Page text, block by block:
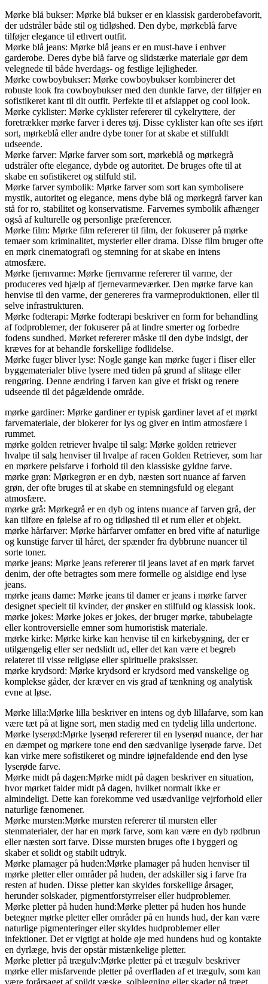
Mørke blå bukser: Mørke blå bukser er en klassisk garderobefavorit,
der udstråler både stil og tidløshed. Den dybe, mørkeblå farve
tilføjer elegance til ethvert outfit.
Mørke blå jeans: Mørke blå jeans er en must-have i enhver
garderobe. Deres dybe blå farve og slidstærke materiale gør dem
velegnede til både hverdags- og festlige lejligheder.
Mørke cowboybukser: Mørke cowboybukser kombinerer det
robuste look fra cowboybukser med den dunkle farve, der tilføjer en
sofistikeret kant til dit outfit. Perfekte til et afslappet og cool look.
Mørke cyklister: Mørke cyklister refererer til cykelryttere, der
foretrækker mørke farver i deres tøj. Disse cyklister kan ofte ses iført
sort, mørkeblå eller andre dybe toner for at skabe et stilfuldt
udseende.
Mørke farver: Mørke farver som sort, mørkeblå og mørkegrå
udstråler ofte elegance, dybde og autoritet. De bruges ofte til at
skabe en sofistikeret og stilfuld stil.
Mørke farver symbolik: Mørke farver som sort kan symbolisere
mystik, autoritet og elegance, mens dybe blå og mørkegrå farver kan
stå for ro, stabilitet og konservatisme. Farvernes symbolik afhænger
også af kulturelle og personlige præferencer.
Mørke film: Mørke film refererer til film, der fokuserer på mørke
temaer som kriminalitet, mysterier eller drama. Disse film bruger ofte
en mørk cinematografi og stemning for at skabe en intens
atmosfære.
Mørke fjernvarme: Mørke fjernvarme refererer til varme, der
produceres ved hjælp af fjernevarmeværker. Den mørke farve kan
henvise til den varme, der genereres fra varmeproduktionen, eller til
selve infrastrukturen.
Mørke fodterapi: Mørke fodterapi beskriver en form for behandling
af fodproblemer, der fokuserer på at lindre smerter og forbedre
fodens sundhed. Mørket refererer måske til den dybe indsigt, der
kræves for at behandle forskellige fodlidelse.
Mørke fuger bliver lyse: Nogle gange kan mørke fuger i fliser eller
byggematerialer blive lysere med tiden på grund af slitage eller
rengøring. Denne ændring i farven kan give et friskt og renere
udseende til det pågældende område.
mørke gardiner: Mørke gardiner er typisk gardiner lavet af et mørkt
farvemateriale, der blokerer for lys og giver en intim atmosfære i
rummet.
mørke golden retriever hvalpe til salg: Mørke golden retriever
hvalpe til salg henviser til hvalpe af racen Golden Retriever, som har
en mørkere pelsfarve i forhold til den klassiske gyldne farve.
mørke grøn: Mørkegrøn er en dyb, næsten sort nuance af farven
grøn, der ofte bruges til at skabe en stemningsfuld og elegant
atmosfære.
mørke grå: Mørkegrå er en dyb og intens nuance af farven grå, der
kan tilføre en følelse af ro og tidløshed til et rum eller et objekt.
mørke hårfarver: Mørke hårfarver omfatter en bred vifte af naturlige
og kunstige farver til håret, der spænder fra dybbrune nuancer til
sorte toner.
mørke jeans: Mørke jeans refererer til jeans lavet af en mørk farvet
denim, der ofte betragtes som mere formelle og alsidige end lyse
jeans.
mørke jeans dame: Mørke jeans til damer er jeans i mørke farver
designet specielt til kvinder, der ønsker en stilfuld og klassisk look.
mørke jokes: Mørke jokes er jokes, der bruger mørke, tabubelagte
eller kontroversielle emner som humoristisk materiale.
mørke kirke: Mørke kirke kan henvise til en kirkebygning, der er
utilgængelig eller ser nedslidt ud, eller det kan være et begreb
relateret til visse religiøse eller spirituelle praksisser.
mørke krydsord: Mørke krydsord er krydsord med vanskelige og
komplekse gåder, der kræver en vis grad af tænkning og analytisk
evne at løse.
Mørke lilla:Mørke lilla beskriver en intens og dyb lillafarve, som kan
være tæt på at ligne sort, men stadig med en tydelig lilla undertone.
Mørke lyserød:Mørke lyserød refererer til en lyserød nuance, der har
en dæmpet og mørkere tone end den sædvanlige lyserøde farve. Det
kan virke mere sofistikeret og mindre iøjnefaldende end den lyse
lyserøde farve.
Mørke midt på dagen:Mørke midt på dagen beskriver en situation,
hvor mørket falder midt på dagen, hvilket normalt ikke er
almindeligt. Dette kan forekomme ved usædvanlige vejrforhold eller
naturlige fænomener.
Mørke mursten:Mørke mursten refererer til mursten eller
stenmaterialer, der har en mørk farve, som kan være en dyb rødbrun
eller næsten sort farve. Disse mursten bruges ofte i byggeri og
skaber et solidt og stabilt udtryk.
Mørke plamager på huden:Mørke plamager på huden henviser til
mørke pletter eller områder på huden, der adskiller sig i farve fra
resten af huden. Disse pletter kan skyldes forskellige årsager,
herunder solskader, pigmentforstyrrelser eller hudproblemer.
Mørke pletter på huden hund:Mørke pletter på huden hos hunde
betegner mørke pletter eller områder på en hunds hud, der kan være
naturlige pigmenteringer eller skyldes hudproblemer eller
infektioner. Det er vigtigt at holde øje med hundens hud og kontakte
en dyrlæge, hvis der opstår mistænkelige pletter.
Mørke pletter på trægulv:Mørke pletter på et trægulv beskriver
mørke eller misfarvende pletter på overfladen af et trægulv, som kan
være forårsaget af spildt væske, solblegning eller skader på træet.